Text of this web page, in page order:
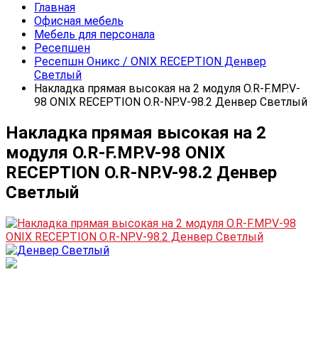
Главная
Офисная мебель
Мебель для персонала
Ресепшен
Ресепшн Оникс / ONIX RECEPTION Денвер
Светлый
Накладка прямая высокая на 2 модуля О.R-F.MP.V-
98 ONIX RECEPTION О.R-NP.V-98.2 Денвер Светлый
Накладка прямая высокая на 2
модуля О.R-F.MP.V-98 ONIX
RECEPTION О.R-NP.V-98.2 Денвер
Светлый